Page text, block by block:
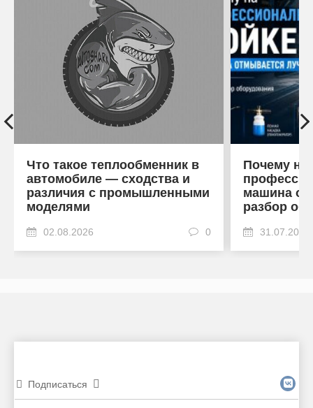
Что такое теплообменник в
автомобиле — сходства и
различия с промышленными
моделями
02.08.2026 0
Почему на
машина
разбор
31.07.2026
Подписаться